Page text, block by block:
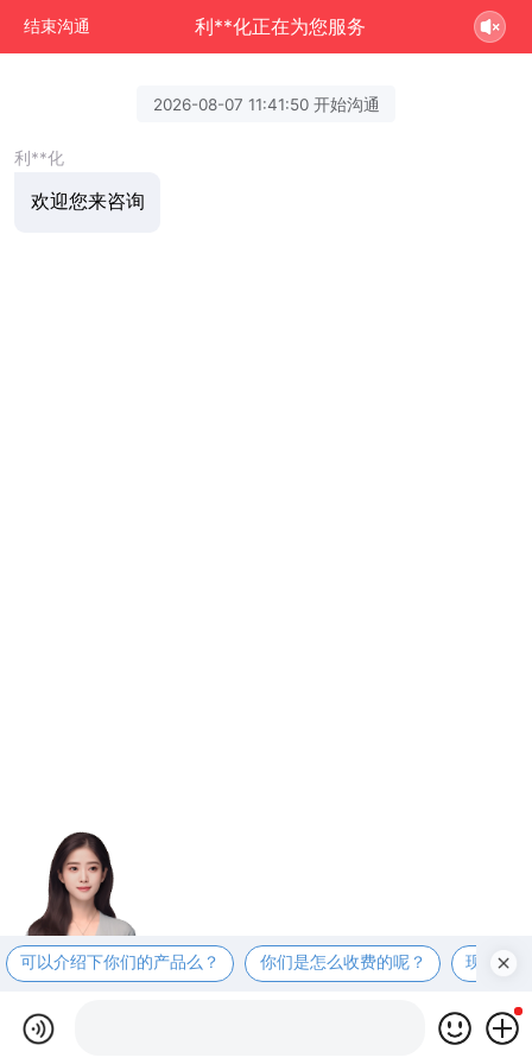
结束沟通 利**化正在为您服务
2026-08-07 11:41:50 开始沟通
利**化
欢迎您来咨询
可以介绍下你们的产品么？ 你们是怎么收费的呢？ 现在有